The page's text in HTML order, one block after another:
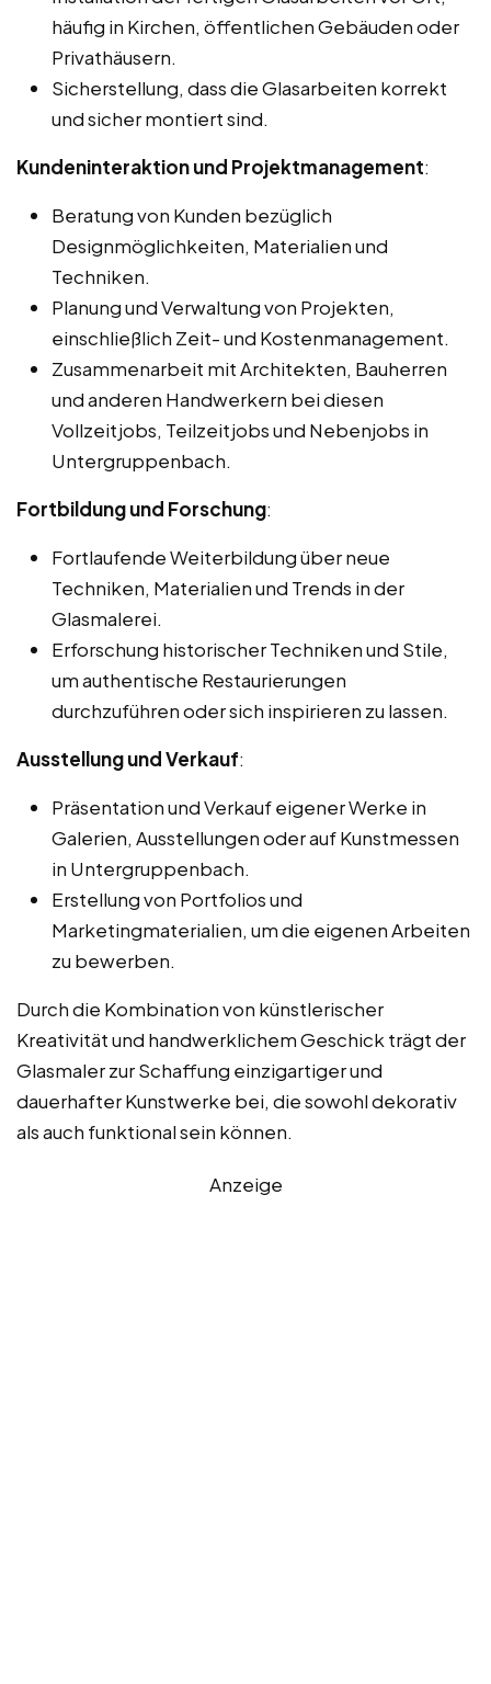
häufig in Kirchen, öffentlichen Gebäuden oder
Privathäusern.
Sicherstellung, dass die Glasarbeiten korrekt
und sicher montiert sind.
Kundeninteraktion und Projektmanagement:
Beratung von Kunden bezüglich
Designmöglichkeiten, Materialien und
Techniken.
Planung und Verwaltung von Projekten,
einschließlich Zeit- und Kostenmanagement.
Zusammenarbeit mit Architekten, Bauherren
und anderen Handwerkern bei diesen
Vollzeitjobs, Teilzeitjobs und Nebenjobs in
Untergruppenbach.
Fortbildung und Forschung:
Fortlaufende Weiterbildung über neue
Techniken, Materialien und Trends in der
Glasmalerei.
Erforschung historischer Techniken und Stile,
um authentische Restaurierungen
durchzuführen oder sich inspirieren zu lassen.
Ausstellung und Verkauf:
Präsentation und Verkauf eigener Werke in
Galerien, Ausstellungen oder auf Kunstmessen
in Untergruppenbach.
Erstellung von Portfolios und
Marketingmaterialien, um die eigenen Arbeiten
zu bewerben.
Durch die Kombination von künstlerischer
Kreativität und handwerklichem Geschick trägt der
Glasmaler zur Schaffung einzigartiger und
dauerhafter Kunstwerke bei, die sowohl dekorativ
als auch funktional sein können.
Anzeige